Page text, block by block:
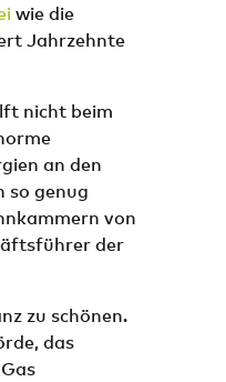
wie die
Jahrzehnte
nicht beim
an den
so genug
von
der
zu schönen.
das